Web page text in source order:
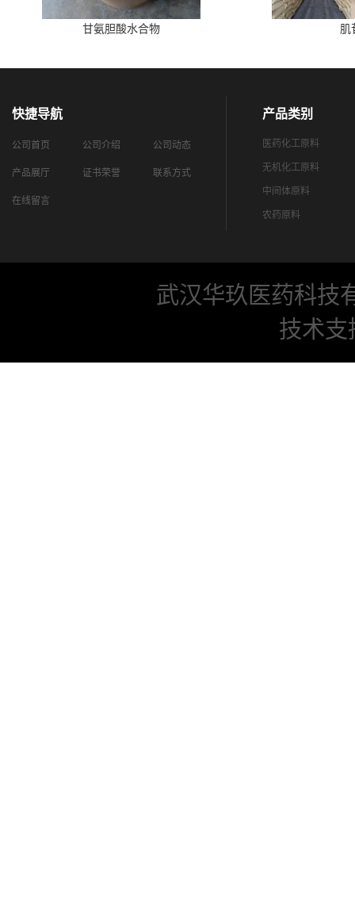
甘氨胆酸水合物 肌
快捷导航
公司首页 公司介绍 公司动态
产品展厅 证书荣誉 联系方式
在线留言
产品类别
医药化工原料
无机化工原料
中间体原料
农药原料
武汉华玖医药科技
技术